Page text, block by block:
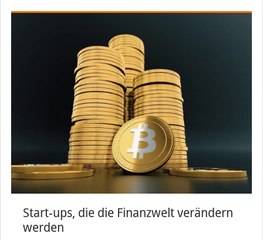
Start-ups, die die Finanzwelt verändern
werden